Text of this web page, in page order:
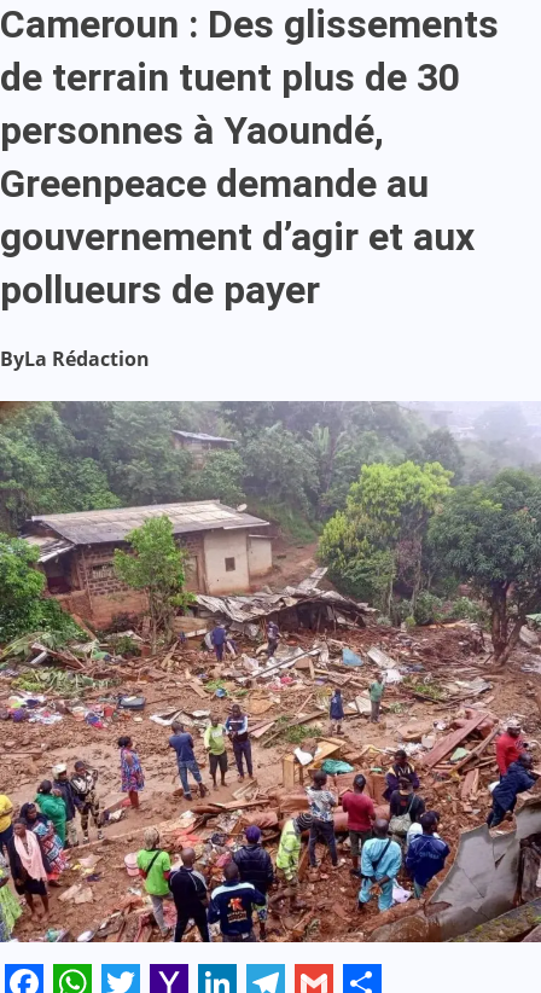
Cameroun : Des glissements
de terrain tuent plus de 30
personnes à Yaoundé,
Greenpeace demande au
gouvernement d’agir et aux
pollueurs de payer
ByLa Rédaction